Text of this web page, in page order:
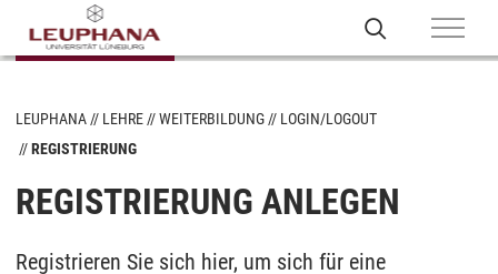
LEUPHANA LEHRE WEITERBILDUNG
LOGIN/LOGOUT
REGISTRIERUNG
REGISTRIERUNG ANLEGEN
Registrieren Sie sich hier, um sich für eine